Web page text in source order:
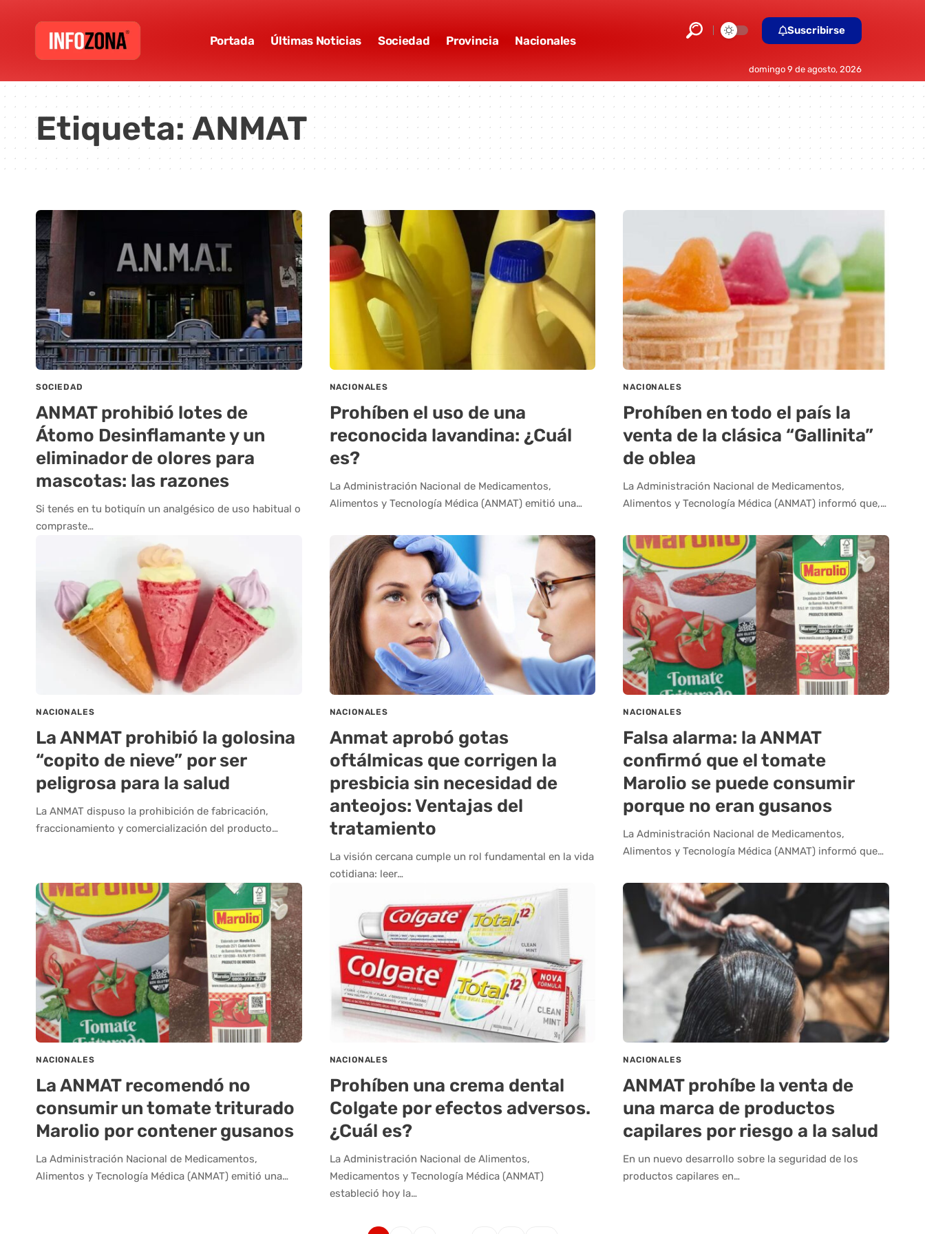
Portada Últimas Noticias Sociedad Provincia Nacionales
Suscribirse
domingo 9 de agosto, 2026
Etiqueta:ANMAT
SOCIEDAD
ANMAT prohibió lotes de
Átomo Desinflamante y un
eliminador de olores para
mascotas: las razones
Si tenés en tu botiquín un analgésico de uso habitual o
compraste…
NACIONALES
Prohíben el uso de una
reconocida lavandina: ¿Cuál
es?
La Administración Nacional de Medicamentos,
Alimentos y Tecnología Médica (ANMAT) emitió una…
NACIONALES
Prohíben en todo el país la
venta de la clásica “Gallinita”
de oblea
La Administración Nacional de Medicamentos,
Alimentos y Tecnología Médica (ANMAT) informó que,…
NACIONALES
La ANMAT prohibió la golosina
“copito de nieve” por ser
peligrosa para la salud
La ANMAT dispuso la prohibición de fabricación,
fraccionamiento y comercialización del producto…
NACIONALES
Anmat aprobó gotas
oftálmicas que corrigen la
presbicia sin necesidad de
anteojos: Ventajas del
tratamiento
La visión cercana cumple un rol fundamental en la vida
cotidiana: leer…
NACIONALES
Falsa alarma: la ANMAT
confirmó que el tomate
Marolio se puede consumir
porque no eran gusanos
La Administración Nacional de Medicamentos,
Alimentos y Tecnología Médica (ANMAT) informó que…
NACIONALES
La ANMAT recomendó no
consumir un tomate triturado
Marolio por contener gusanos
La Administración Nacional de Medicamentos,
Alimentos y Tecnología Médica (ANMAT) emitió una…
NACIONALES
Prohíben una crema dental
Colgate por efectos adversos.
¿Cuál es?
La Administración Nacional de Alimentos,
Medicamentos y Tecnología Médica (ANMAT)
estableció hoy la…
NACIONALES
ANMAT prohíbe la venta de
una marca de productos
capilares por riesgo a la salud
En un nuevo desarrollo sobre la seguridad de los
productos capilares en…